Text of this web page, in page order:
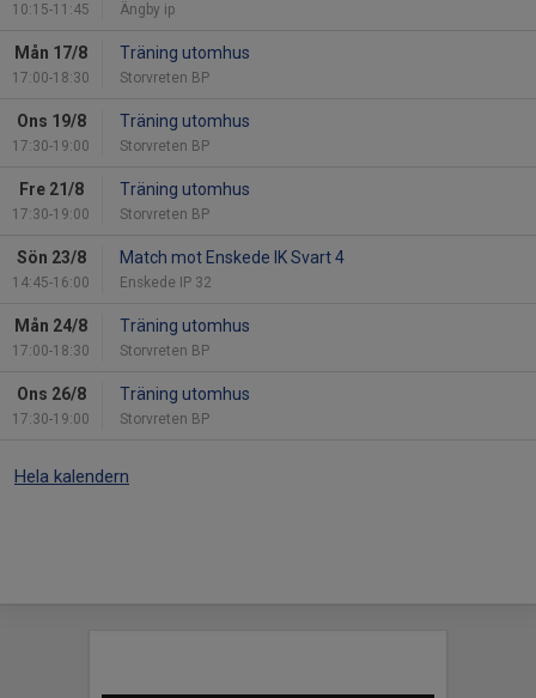
10:15-11:45 Ängby ip
Mån 17/8
17:00-18:30
Träning utomhus
Storvreten BP
Ons 19/8
17:30-19:00
Träning utomhus
Storvreten BP
Fre 21/8
17:30-19:00
Träning utomhus
Storvreten BP
Sön 23/8
14:45-16:00
Match mot Enskede IK Svart 4
Enskede IP 32
Mån 24/8
17:00-18:30
Träning utomhus
Storvreten BP
Ons 26/8
17:30-19:00
Träning utomhus
Storvreten BP
Hela kalendern